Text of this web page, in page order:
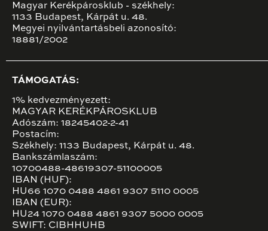
Magyar Kerékpárosklub - székhely:
1133 Budapest, Kárpát u. 48.
Megyei nyilvántartásbeli azonosító:
18881/2002
TÁMOGATÁS:
1% kedvezményezett:
MAGYAR KERÉKPÁROSKLUB
Adószám: 18245402-2-41
Postacím:
Székhely: 1133 Budapest, Kárpát u. 48.
Bankszámlaszám:
10700488-48619307-51100005
IBAN (HUF):
HU66 1070 0488 4861 9307 5110 0005
IBAN (EUR):
HU24 1070 0488 4861 9307 5000 0005
SWIFT: CIBHHUHB